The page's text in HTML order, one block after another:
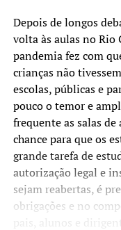
Depois de longos
volta às aulas no Rio
pandemia fez com
crianças não
escolas, públicas e
pouco o temor e
frequente as salas
chance para que os
grande tarefa de
autorização legal e
sejam reabertas, é
obrigações e no